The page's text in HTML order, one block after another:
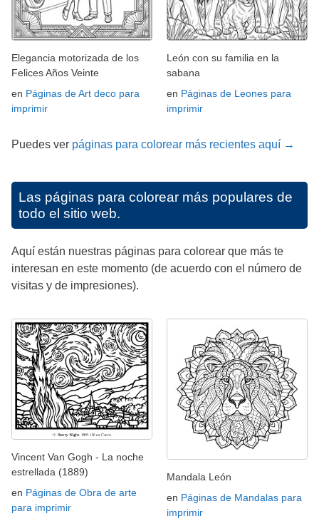
Elegancia motorizada de los
Felices Años Veinte
en Páginas de Art deco para
imprimir
León con su familia en la
sabana
en Páginas de Leones para
imprimir
Puedes ver páginas para colorear más recientes aquí →
Las páginas para colorear más populares de
todo el sitio web.
Aquí están nuestras páginas para colorear que más te
interesan en este momento (de acuerdo con el número de
visitas y de impresiones).
Vincent Van Gogh - La noche
estrellada (1889)
en Páginas de Obra de arte
para imprimir
Mandala León
en Páginas de Mandalas para
imprimir